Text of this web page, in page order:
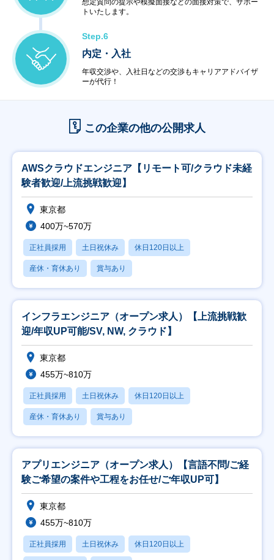
想定質問の提示や模擬面接などの面接対策で、サポー
トいたします。
Step.6
内定・入社
年収交渉や、入社日などの交渉もキャリアアドバイザ
ーが代行！
この企業の他の公開求人
AWSクラウドエンジニア【リモート可/クラウド未経
験者歓迎/上流挑戦歓迎】
東京都
400万~570万
正社員採用 土日祝休み 休日120日以上
産休・育休あり 賞与あり
インフラエンジニア（オープン求人）【上流挑戦歓
迎/年収UP可能/SV, NW, クラウド】
東京都
455万~810万
正社員採用 土日祝休み 休日120日以上
産休・育休あり 賞与あり
アプリエンジニア（オープン求人）【言語不問/ご経
験ご希望の案件や工程をお任せ/ご年収UP可】
東京都
455万~810万
正社員採用 土日祝休み 休日120日以上